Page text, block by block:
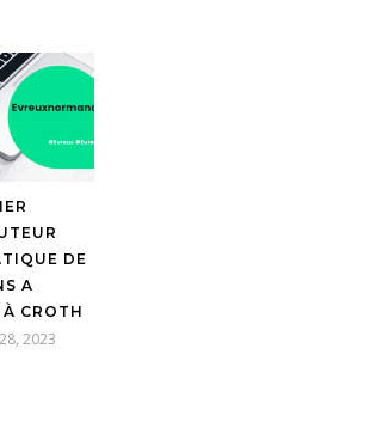
DE
A
CROTH
2023